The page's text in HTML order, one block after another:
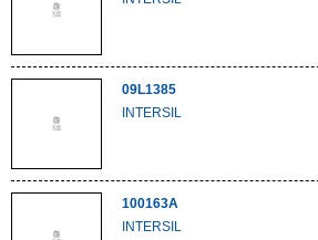
09L1385
INTERSIL
100163A
INTERSIL